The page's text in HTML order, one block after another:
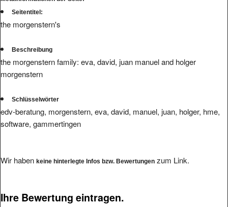
Seitentitel:
the morgenstern's
Beschreibung
the morgenstern family: eva, david, juan manuel and holger
morgenstern
Schlüsselwörter
edv-beratung, morgenstern, eva, david, manuel, juan, holger, hme,
software, gammertingen
Wir haben keine hinterlegte Infos bzw. Bewertungen zum Link.
Ihre Bewertung eintragen.